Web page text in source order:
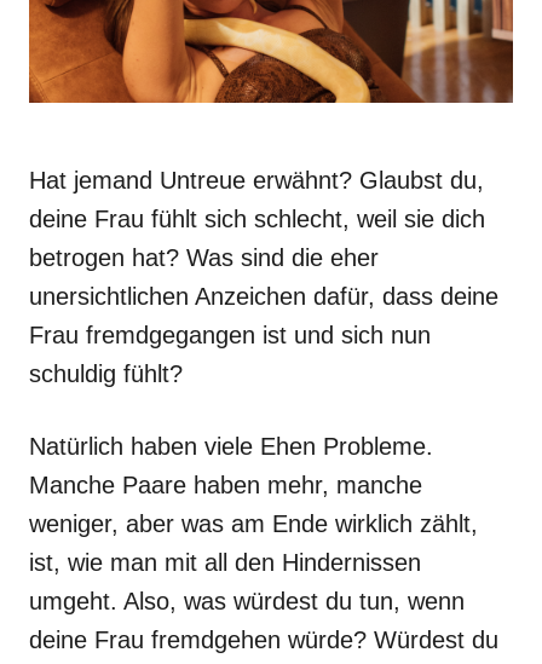
Hat jemand Untreue erwähnt? Glaubst du,
deine Frau fühlt sich schlecht, weil sie dich
betrogen hat? Was sind die eher
unersichtlichen Anzeichen dafür, dass deine
Frau fremdgegangen ist und sich nun
schuldig fühlt?
Natürlich haben viele Ehen Probleme.
Manche Paare haben mehr, manche
weniger, aber was am Ende wirklich zählt,
ist, wie man mit all den Hindernissen
umgeht. Also, was würdest du tun, wenn
deine Frau fremdgehen würde? Würdest du